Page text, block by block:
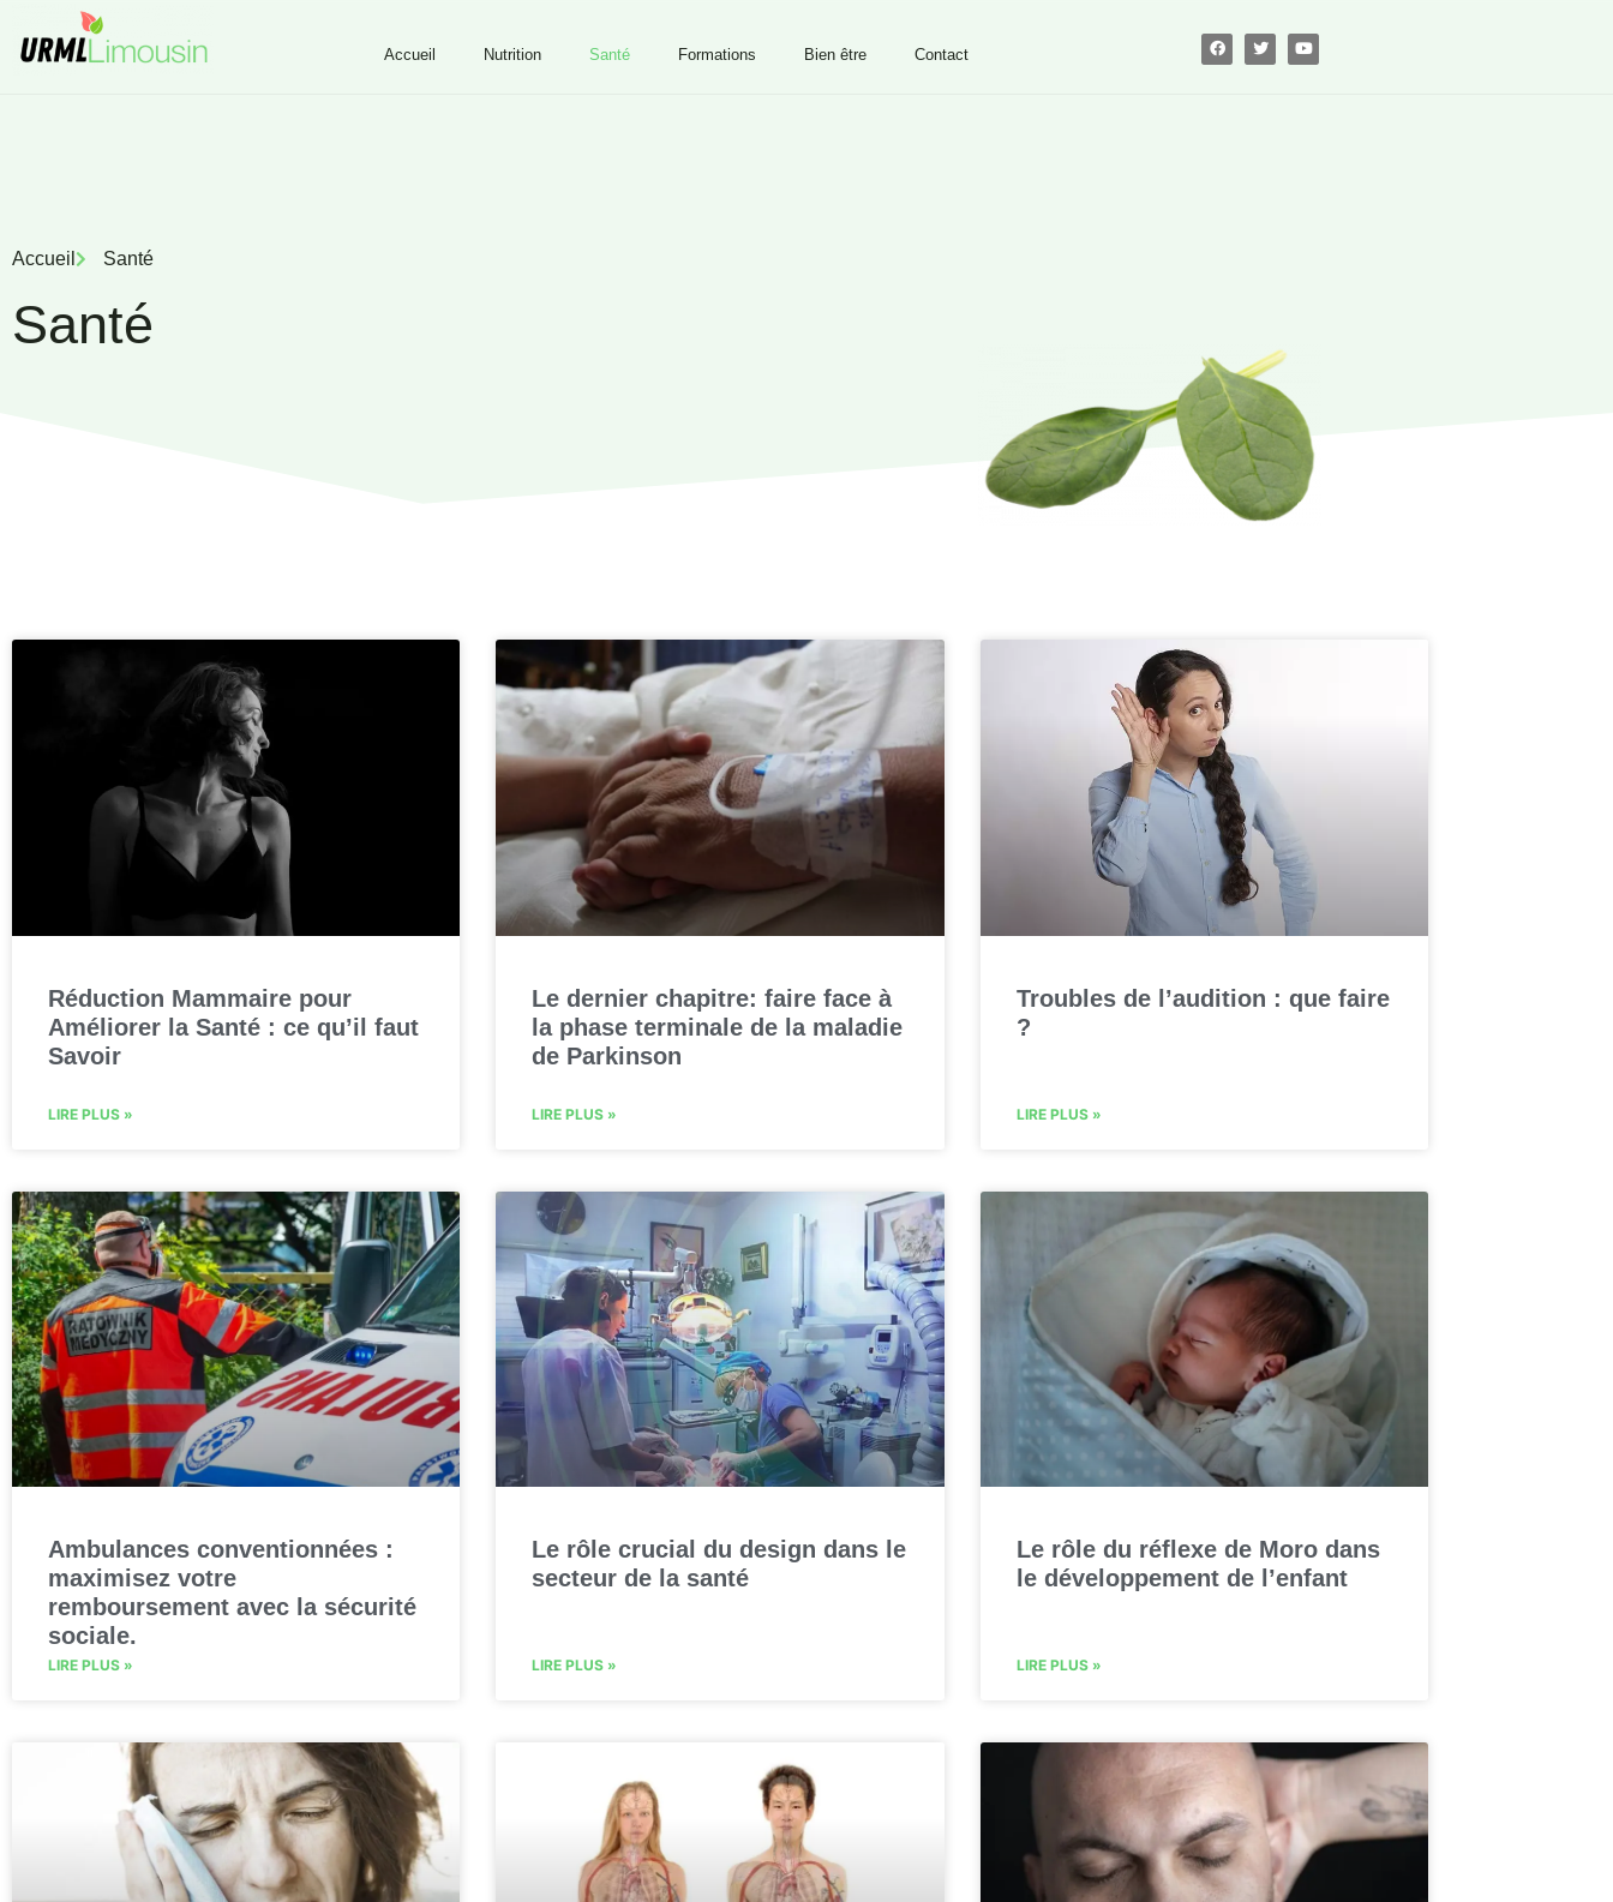
Accueil Nutrition Santé Formations Bien être Contact
Accueil Santé
Santé
Réduction Mammaire pour
Améliorer la Santé : ce qu’il faut
Savoir
LIRE PLUS »
Le dernier chapitre: faire face à
la phase terminale de la maladie
de Parkinson
LIRE PLUS »
Troubles de l’audition : que faire
?
LIRE PLUS »
Ambulances conventionnées :
maximisez votre
remboursement avec la sécurité
sociale.
LIRE PLUS »
Le rôle crucial du design dans le
secteur de la santé
LIRE PLUS »
Le rôle du réflexe de Moro dans
le développement de l’enfant
LIRE PLUS »